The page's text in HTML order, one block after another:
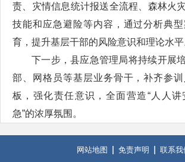
责、灾情信息统计报送全流程、森林火
技能和应急避险等内容，通过分析典
育，提升基层干部的风险意识和理论水平
下一步，县应急管理局将持续开展
部、网格员等基层业务骨干，补齐参
板，强化责任意识，全面营造“人人
急”的浓厚氛围。
网站地图 免责声明 联系我